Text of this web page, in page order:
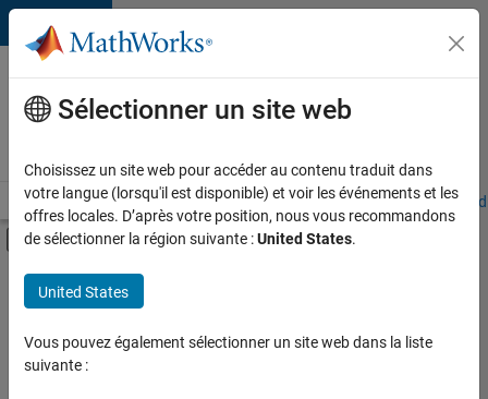
Passer au contenu
Votre
carrière
chez
Accueil Explorer nos opportunités Adresses de nos bureaux
Activer/désactiver l'affichage du menu
Contenu principal
FILTRER PAR
Stages
Opérations commerciales
Communication marketing
Sélectionner un site web
Choisissez un site web pour accéder au contenu traduit dans
votre langue (lorsqu'il est disponible) et voir les événements et les
offres locales. D’après votre position, nous vous recommandons
de sélectionner la région suivante :United States.
United States
Vous pouvez également sélectionner un site web dans la liste
suivante :